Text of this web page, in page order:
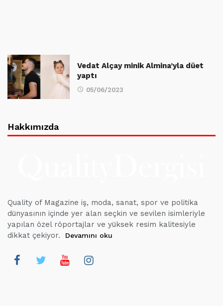
Vedat Alçay minik Almina’yla düet
yaptı
05/06/2023
Hakkımızda
Quality of Magazine iş, moda, sanat, spor ve politika
dünyasının içinde yer alan seçkin ve sevilen isimleriyle
yapılan özel röportajlar ve yüksek resim kalitesiyle
dikkat çekiyor.
Devamını oku